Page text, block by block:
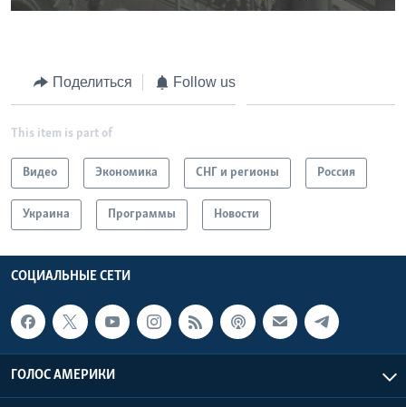
Поделиться Follow us
This item is part of
Видео Экономика СНГ и регионы Россия
Украина Программы Новости
СОЦИАЛЬНЫЕ СЕТИ
ГОЛОС АМЕРИКИ